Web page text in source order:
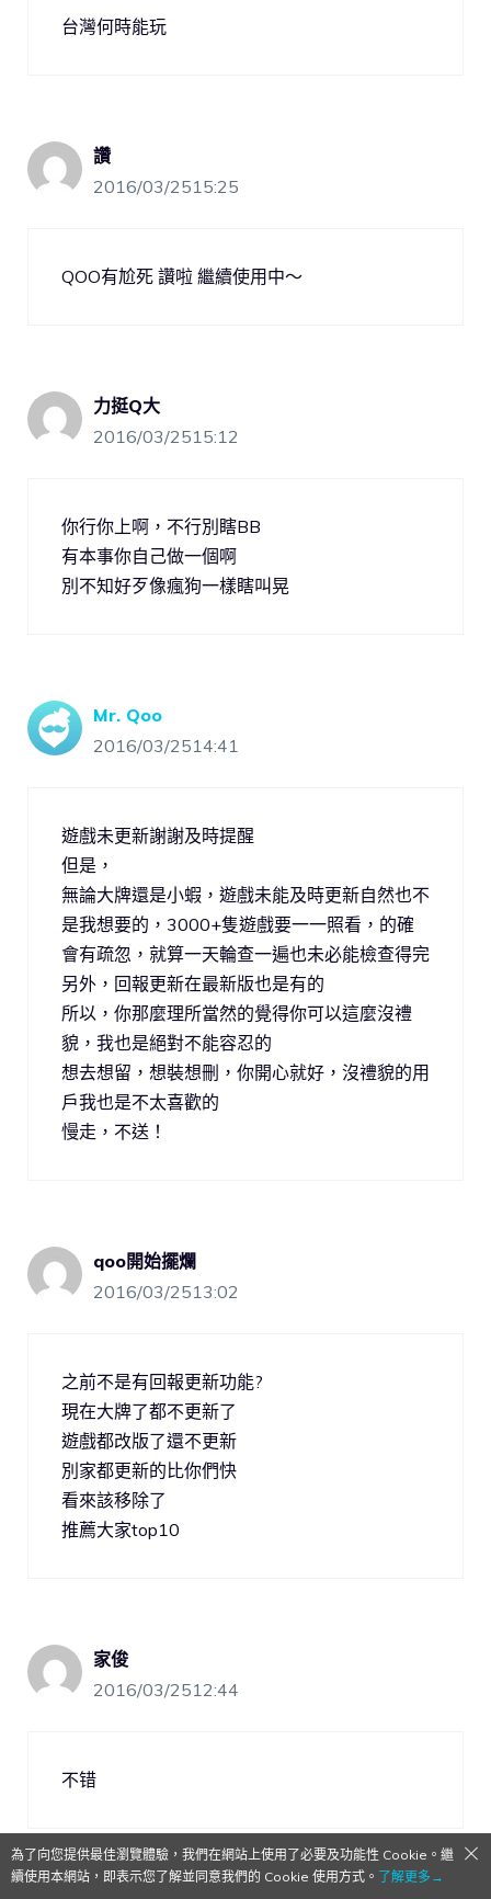
台灣何時能玩
讚
2016/03/2515:25
QOO有尬死 讚啦 繼續使用中～
力挺Q大
2016/03/2515:12
你行你上啊，不行別瞎BB
有本事你自己做一個啊
別不知好歹像瘋狗一樣瞎叫晃
Mr. Qoo
2016/03/2514:41
遊戲未更新謝謝及時提醒
但是，
無論大牌還是小蝦，遊戲未能及時更新自然也不
是我想要的，3000+隻遊戲要一一照看，的確
會有疏忽，就算一天輪查一遍也未必能檢查得完
另外，回報更新在最新版也是有的
所以，你那麼理所當然的覺得你可以這麼沒禮
貌，我也是絕對不能容忍的
想去想留，想裝想刪，你開心就好，沒禮貌的用
戶我也是不太喜歡的
慢走，不送！
qoo開始擺爛
2016/03/2513:02
之前不是有回報更新功能?
現在大牌了都不更新了
遊戲都改版了還不更新
別家都更新的比你們快
看來該移除了
推薦大家top10
家俊
2016/03/2512:44
不错
為了向您提供最佳瀏覽體驗，我們在網站上使用了必要及功能性 Cookie。繼
續使用本網站，即表示您了解並同意我們的 Cookie 使用方式。 了解更多→